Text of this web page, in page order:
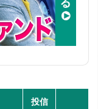
投信